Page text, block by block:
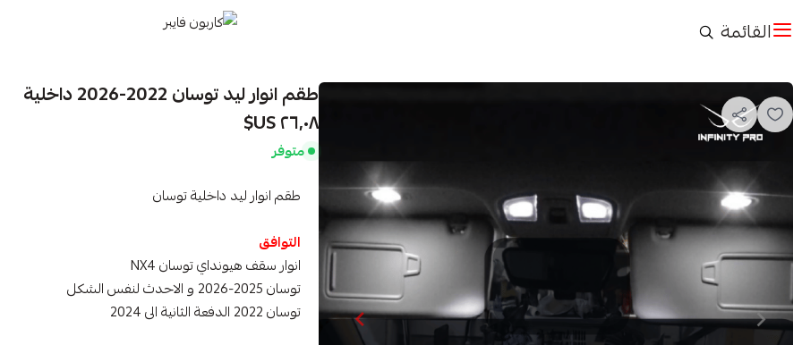
القائمة
طقم انوار ليد توسان 2022-2026 داخلية
٢٦٫٠٨ US$
متوفر
طقم انوار ليد داخلية توسان
التوافق
انوار سقف هيونداي توسان NX4
توسان 2025-2026 و الاحدث لنفس الشكل
توسان 2022 الدفعة الثانية الى 2024